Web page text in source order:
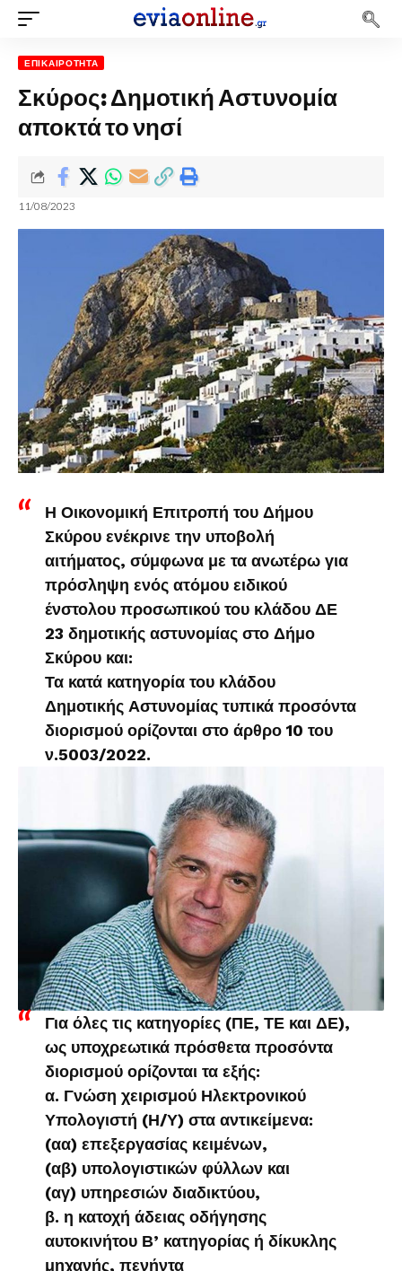
ΕΠΙΚΑΙΡΌΤΗΤΑ
Σκύρος: Δημοτική Αστυνομία
αποκτά το νησί
11/08/2023
Η Οικονομική Επιτροπή του Δήμου
Σκύρου ενέκρινε την υποβολή
αιτήματος, σύμφωνα με τα ανωτέρω για
πρόσληψη ενός ατόμου ειδικού
ένστολου προσωπικού του κλάδου ΔΕ
23 δημοτικής αστυνομίας στο Δήμο
Σκύρου και:
Τα κατά κατηγορία του κλάδου
Δημοτικής Αστυνομίας τυπικά προσόντα
διορισμού ορίζονται στο άρθρο 10 του
ν.5003/2022.
Για όλες τις κατηγορίες (ΠΕ, ΤΕ και ΔΕ),
ως υποχρεωτικά πρόσθετα προσόντα
διορισμού ορίζονται τα εξής:
α. Γνώση χειρισμού Ηλεκτρονικού
Υπολογιστή (Η/Υ) στα αντικείμενα:
(αα) επεξεργασίας κειμένων,
(αβ) υπολογιστικών φύλλων και
(αγ) υπηρεσιών διαδικτύου,
β. η κατοχή άδειας οδήγησης
αυτοκινήτου Β’ κατηγορίας ή δίκυκλης
μηχανής, πενήντα